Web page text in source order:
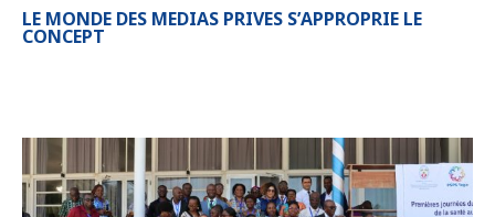
LE MONDE DES MEDIAS PRIVES S’APPROPRIE LE
CONCEPT